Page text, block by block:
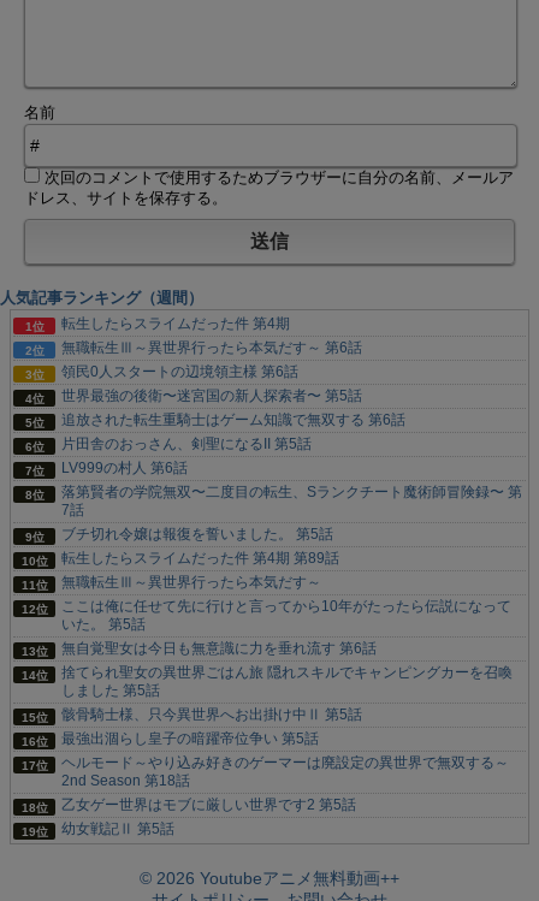
名前
次回のコメントで使用するためブラウザーに自分の名前、メールア
ドレス、サイトを保存する。
人気記事ランキング（週間）
転生したらスライムだった件 第4期
無職転生Ⅲ～異世界行ったら本気だす～ 第6話
領民0人スタートの辺境領主様 第6話
世界最強の後衛〜迷宮国の新人探索者〜 第5話
追放された転生重騎士はゲーム知識で無双する 第6話
片田舎のおっさん、剣聖になるII 第5話
LV999の村人 第6話
落第賢者の学院無双〜二度目の転生、Sランクチート魔術師冒険録〜 第
7話
ブチ切れ令嬢は報復を誓いました。 第5話
転生したらスライムだった件 第4期 第89話
無職転生Ⅲ～異世界行ったら本気だす～
ここは俺に任せて先に行けと言ってから10年がたったら伝説になって
いた。 第5話
無自覚聖女は今日も無意識に力を垂れ流す 第6話
捨てられ聖女の異世界ごはん旅 隠れスキルでキャンピングカーを召喚
しました 第5話
骸骨騎士様、只今異世界へお出掛け中Ⅱ 第5話
最強出涸らし皇子の暗躍帝位争い 第5話
ヘルモード～やり込み好きのゲーマーは廃設定の異世界で無双する～
2nd Season 第18話
乙女ゲー世界はモブに厳しい世界です2 第5話
幼女戦記Ⅱ 第5話
© 2026 Youtubeアニメ無料動画++